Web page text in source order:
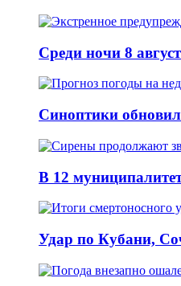
Среди ночи 8
Синоптики
В 12
Удар по Кубани,